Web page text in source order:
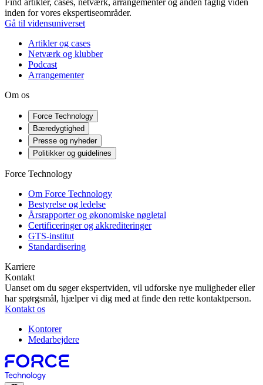
Find artikler, cases, netværk, arrangementer og anden faglig viden
inden for vores ekspertiseområder.
Gå til vidensuniverset
Artikler og cases
Netværk og klubber
Podcast
Arrangementer
Om os
Force Technology
Bæredygtighed
Presse og nyheder
Politikker og guidelines
Force Technology
Om Force Technology
Bestyrelse og ledelse
Årsrapporter og økonomiske nøgletal
Certificeringer og akkrediteringer
GTS-institut
Standardisering
Karriere
Kontakt
Uanset om du søger ekspertviden, vil udforske nye muligheder eller
har spørgsmål, hjælper vi dig med at finde den rette kontaktperson.
Kontakt os
Kontorer
Medarbejdere